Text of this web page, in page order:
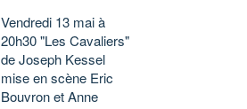
Vendredi 13 mai à
20h30 "Les Cavaliers"
de Joseph Kessel
mise en scène Eric
Bouvron et Anne